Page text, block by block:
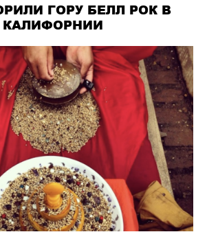
ГОРУ БЕЛЛ РОК В
КАЛИФОРНИИ